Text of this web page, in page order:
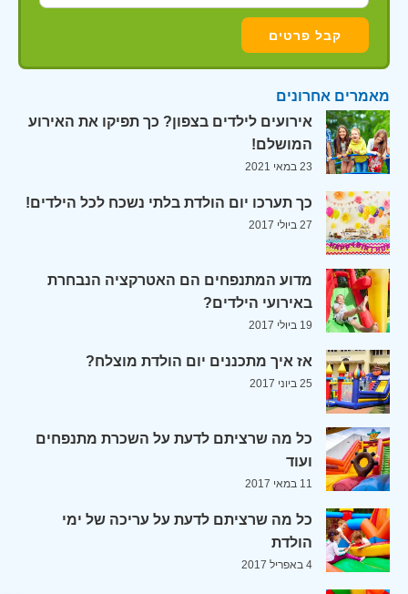
מאמרים אחרונים
אירועים לילדים בצפון? כך תפיקו את האירוע
המושלם!
23 במאי 2021
כך תערכו יום הולדת בלתי נשכח לכל הילדים!
27 ביולי 2017
מדוע המתנפחים הם האטרקציה הנבחרת
באירועי הילדים?
19 ביולי 2017
אז איך מתכננים יום הולדת מוצלח?
25 ביוני 2017
כל מה שרציתם לדעת על השכרת מתנפחים
ועוד
11 במאי 2017
כל מה שרציתם לדעת על עריכה של ימי
הולדת
4 באפריל 2017